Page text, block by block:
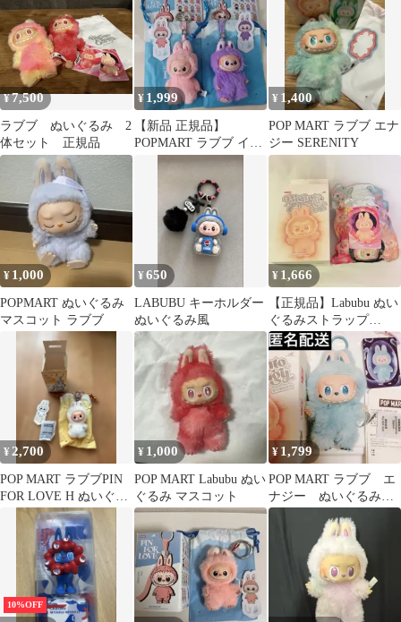
¥7,500
ラブブ ぬいぐるみ 2
体セット 正規品
¥ 1,999
【新品 正規品】
POPMART ラブブ イニ
シャル U T
¥ 1,400
POP MART ラブブ エナ
¥ 1,000
POPMART ぬいぐるみ
マスコット ラブブ
¥650
LABUBU キーホルダー
ぬいぐるみ風
¥ 1,666
【正規品】Labubu ぬい
ぐるみストラップ
LOYALTY
¥ 2,700
POP MART ラブブPIN
FOR LOVE H ぬいぐる
み キーホルダー
¥ 1,000
POP MART Labubu ぬい
ぐるみ マスコット
¥ 1,799
POP MART ラブブ エ
ナジー ぬいぐるみペ
ンダント HOPE energy
10%OFF